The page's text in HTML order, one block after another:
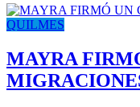
QUILMES
MAYRA